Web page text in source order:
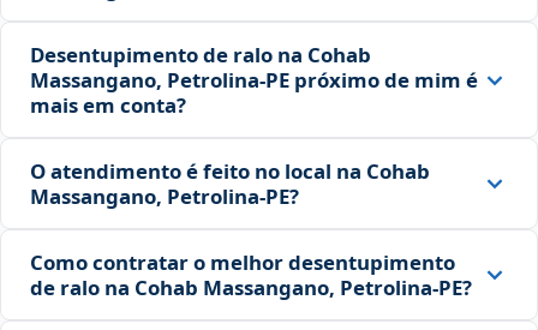
Desentupimento de ralo na Cohab
Massangano, Petrolina‑PE próximo de mim é
mais em conta?
O atendimento é feito no local na Cohab
Massangano, Petrolina‑PE?
Como contratar o melhor desentupimento
de ralo na Cohab Massangano, Petrolina‑PE?